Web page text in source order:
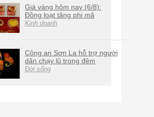
Giá vàng hôm nay (6/8):
Đồng loạt tăng phi mã
Kinh doanh
Công an Sơn La hỗ trợ người
dân chạy lũ trong đêm
Đời sống